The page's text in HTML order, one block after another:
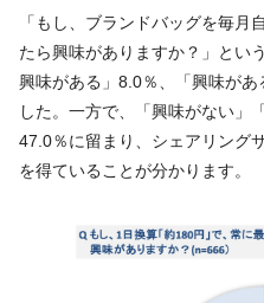
「もし、ブランドバッグを毎月
たら興味がありますか？」とい
興味がある」8.0％、「興味が
した。一方で、「興味がない」
47.0％に留まり、シェアリング
を得ていることが分かります。